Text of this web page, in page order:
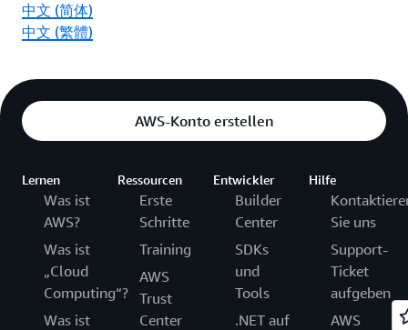
中文 (简体)
中文 (繁體)
AWS-Konto erstellen
Lernen
Was ist
AWS?
Was ist
„Cloud
Computing“?
Was ist
Ressourcen
Erste
Schritte
Training
AWS
Trust
Center
Entwickler
Builder
Center
SDKs
und
Tools
.NET auf
Hilfe
Sie uns
Support-
Ticket
aufgeben
AWS